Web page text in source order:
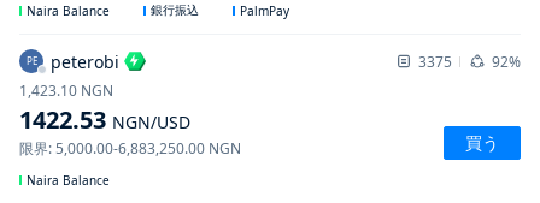
Naira Balance 銀行振込 PalmPay
PE peterobi 3375 92%
1422.53 NGN/USD
1,423.10 NGN
限界:5,000.00-6,883,250.00 NGN 買う
Naira Balance